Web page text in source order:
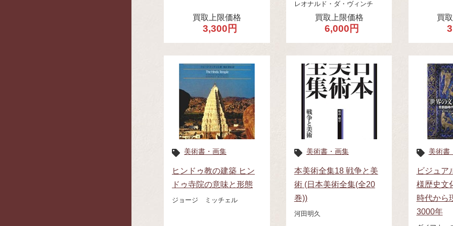
買取上限価格
3,300円
レオナルド・ダ・ヴィンチ
買取上限価格
6,000円
買
美術書・画集
ヒンドゥ教の建築 ヒン
ドゥ寺院の意味と形態
ジョージ ミッチェル
美術書・画集
本美術全集18 戦争と美
術 (日本美術全集(全20
巻))
河田明久
美術書
ビジュア
様歴史文
時代から
3000年